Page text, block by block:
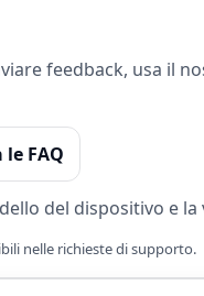
feedback, usa il
FAQ
del dispositivo e
nelle richieste di supporto.